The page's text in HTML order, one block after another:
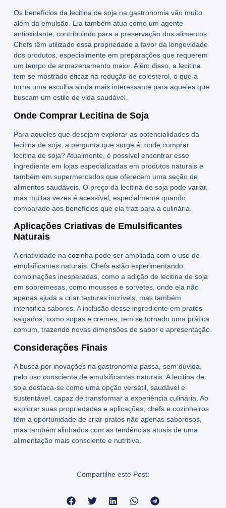
Os benefícios da lecitina de sojana gastronomia vão muito
além da emulsão. Ela também atua como um agente
antioxidante, contribuindo para a preservação dos alimentos.
Chefs têm utilizado essa propriedade a favor da longevidade
dos produtos, especialmente em preparações que requerem
um tempo de armazenamento maior. Além disso, a lecitina
tem se mostrado eficaz na redução de colesterol, o que a
torna uma escolha ainda mais interessante para aqueles que
buscam um estilo de vida saudável.
Onde Comprar Lecitina de Soja
Para aqueles que desejam explorar as potencialidades da
lecitina de soja , a pergunta que surge é: onde comprar
lecitina de soja? Atualmente, é possível encontrar esse
ingrediente em lojas especializadas em produtos naturais e
também em supermercados que oferecem uma seção de
alimentos saudáveis. O preço da lecitina de soja pode variar,
mas muitas vezes é acessível, especialmente quando
comparado aos benefícios que ela traz para a culinária.
Aplicações Criativas de Emulsificantes
Naturais
A criatividade na cozinha pode ser ampliada com o uso de
emulsificantes naturais. Chefs estão experimentando
combinações inesperadas, como a adição de lecitina de soja
em sobremesas, como mousses e sorvetes, onde ela não
apenas ajuda a criar texturas incríveis, mas também
intensifica sabores. A inclusão desse ingrediente em pratos
salgados, como sopas e cremes, tem se tornado uma prática
comum, trazendo novas dimensões de sabor e apresentação.
Considerações Finais
A busca por inovações na gastronomia passa, sem dúvida,
pelo uso consciente de emulsificantes naturais. A lecitina de
soja destaca-se como uma opção versátil, saudável e
sustentável, capaz de transformar a experiência culinária. Ao
explorar suas propriedades e aplicações, chefs e cozinheiros
têm a oportunidade de criar pratos não apenas saborosos,
mas também alinhados com as tendências atuais de uma
alimentação mais consciente e nutritiva.
Compartilhe este Post: